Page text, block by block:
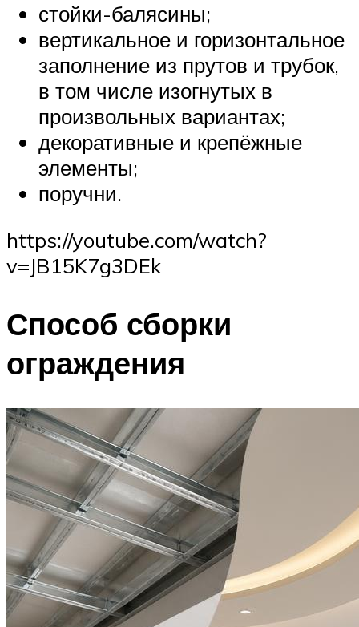
стойки-балясины;
вертикальное и горизонтальное
заполнение из прутов и трубок,
в том числе изогнутых в
произвольных вариантах;
декоративные и крепёжные
элементы;
поручни.
https://youtube.com/watch?
v=JB15K7g3DEk
Способ сборки
ограждения